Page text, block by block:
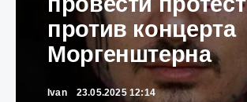
против концерта
Моргенштерна
Ivan 23.05.2025 12:14